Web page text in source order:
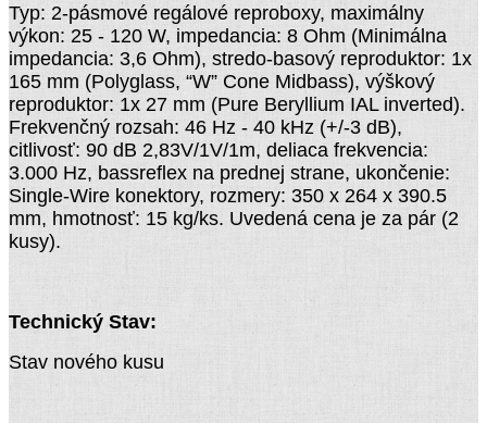
Typ: 2-pásmové regálové reproboxy, maximálny
výkon: 25 - 120 W, impedancia: 8 Ohm (Minimálna
impedancia: 3,6 Ohm), stredo-basový reproduktor: 1x
165 mm (Polyglass, “W” Cone Midbass), výškový
reproduktor: 1x 27 mm (Pure Beryllium IAL inverted).
Frekvenčný rozsah: 46 Hz - 40 kHz (+/-3 dB),
citlivosť: 90 dB 2,83V/1V/1m, deliaca frekvencia:
3.000 Hz, bassreflex na prednej strane, ukončenie:
Single-Wire konektory, rozmery: 350 x 264 x 390.5
mm, hmotnosť: 15 kg/ks. Uvedená cena je za pár (2
kusy).
Technický Stav:
Stav nového kusu